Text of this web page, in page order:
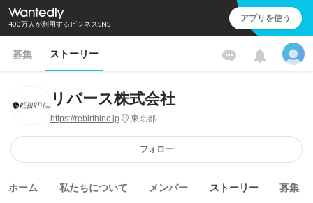
400万人が利用するビジネスSNS アプリを使う
募集 ストーリー
リバース株式会社
https://rebirthinc.jp 東京都
フォロー
ホーム 私たちについて メンバー ストーリー 募集